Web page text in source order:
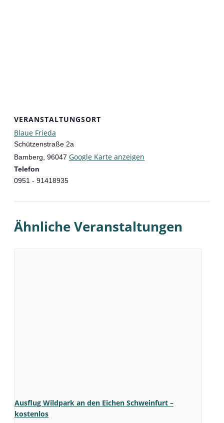
VERANSTALTUNGSORT
Blaue Frieda
Schützenstraße 2a
Bamberg 96047 Google Karte anzeigen
Telefon
0951 - 91418935
Ähnliche Veranstaltungen
Ausflug Wildpark an den Eichen Schweinfurt –
kostenlos